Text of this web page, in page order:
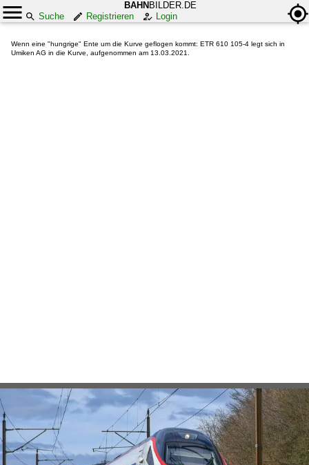
BAHN BILDER.DE
Suche
Registrieren Login
Wenn eine "hungrige" Ente um die Kurve geflogen kommt: ETR 610 105-4 legt sich in
Umiken AG in die Kurve, aufgenommen am 13.03.2021.